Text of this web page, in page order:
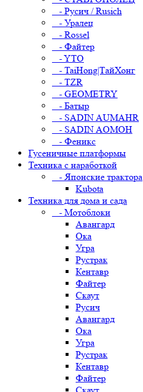
- Русич / Rusich
- Уралец
- Rossel
- Файтер
- YTO
- TaiHong|ТайХонг
- TZR
- GEOMETRY
- Батыр
- SADIN AUMAHR
- SADIN AOMOH
- Феникс
Гусеничные платформы
Техника с наработкой
- Японские трактора
Kubota
Техника для дома и сада
- Мотоблоки
Авангард
Ока
Угра
Рустрак
Кентавр
Файтер
Скаут
Русич
Авангард
Ока
Угра
Рустрак
Кентавр
Файтер